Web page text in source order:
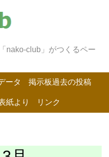
nako-club」がつくるペー
ータ 掲示板過去の投稿
紙より リンク